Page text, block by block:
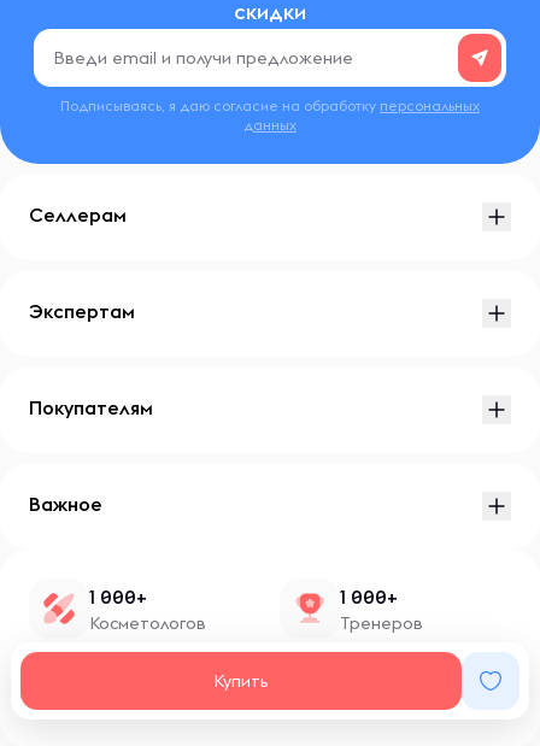
скидки
Подписываясь, я даю согласие на обработку персональных
данных
Купить
Селлерам
Экспертам
Покупателям
Важное
1 000+
Косметологов
1 000+
Тренеров